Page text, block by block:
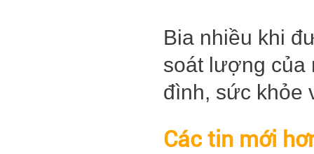
Bia nhiều khi
soát lượng của
đình, sức khỏe
Các tin mới